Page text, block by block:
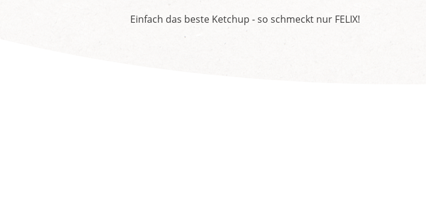
Einfach das beste Ketchup - so schmeckt nur FELIX!